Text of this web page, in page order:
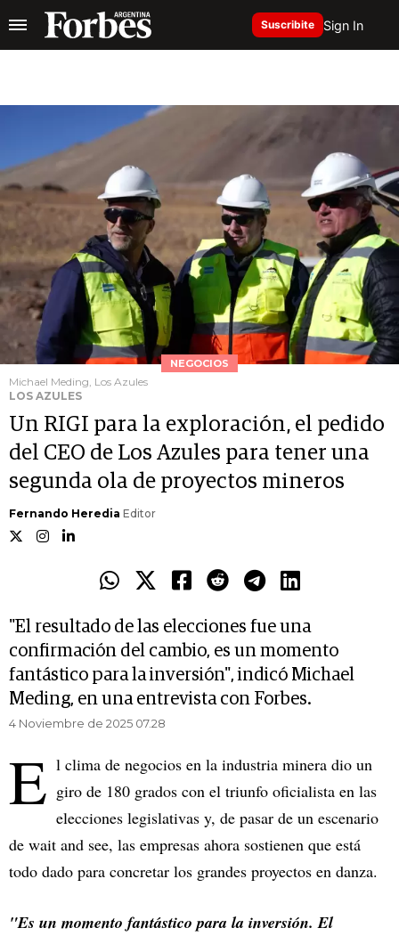
Suscribite Sign In
NEGOCIOS
Michael Meding, Los Azules
LOS AZULES
Un RIGI para la exploración, el pedido
del CEO de Los Azules para tener una
segunda ola de proyectos mineros
Fernando Heredia Editor
"El resultado de las elecciones fue una
confirmación del cambio, es un momento
fantástico para la inversión", indicó Michael
Meding, en una entrevista con Forbes.
4 Noviembre de 2025 07.28
E l clima de negocios en la industria minera dio un
giro de 180 grados con el triunfo oficialista en las
elecciones legislativas y, de pasar de un escenario
de wait and see, las empresas ahora sostienen que está
todo dado para concretar los grandes proyectos en danza.
"Es un momento fantástico para la inversión. El